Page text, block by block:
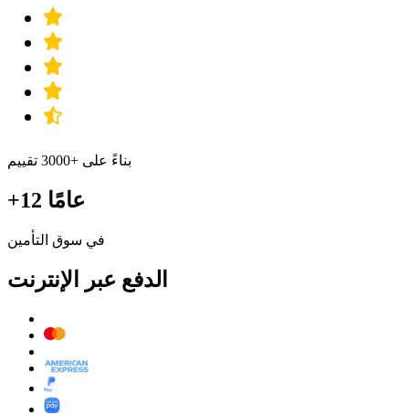
بناءً على +3000 تقييم
+12 عامًا
في سوق التأمين
الدفع عبر الإنترنت